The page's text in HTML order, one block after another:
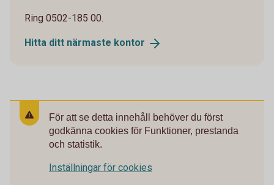
Ring 0502-185 00.
Hitta ditt närmaste kontor
För att se detta innehåll behöver du först
godkänna cookies för Funktioner, prestanda
och statistik.
Inställningar för cookies